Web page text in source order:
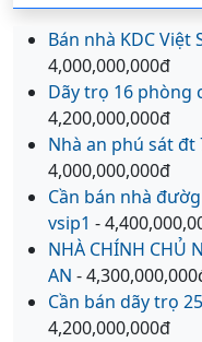
Bán nhà KDC
4,000,000,000đ
Dãy trọ 16 phòng
4,200,000,000đ
Nhà an phú sát
4,000,000,000đ
Cần bán nhà
vsip1 -
NHÀ CHÍNH CHỦ
AN -
Cần bán dãy trọ
4,200,000,000đ